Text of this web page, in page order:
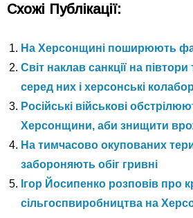
Схожі Публікації:
На Херсонщині поширюють
Світ наклав санкції на півтори
серед них і херсонські
Російські військові
Херсонщини, аби знищити
На тимчасово окупованих
забороняють обіг гривні
Ігор Йосипенко розповів про
сільгоспвиробництва на